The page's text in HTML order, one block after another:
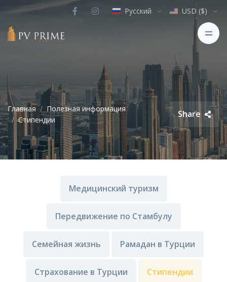
Русский USD ($)
Главная
Полезная информация
Стипендии
Share
Медицинский туризм
Передвижение по Стамбулу
Семейная жизнь Рамадан в Турции
Страхование в Турции Стипендии